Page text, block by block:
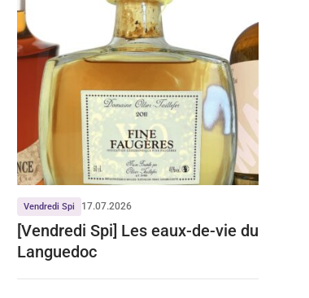
Vendredi Spi 17.07.2026
[Vendredi Spi] Les eaux-de-vie du
Languedoc